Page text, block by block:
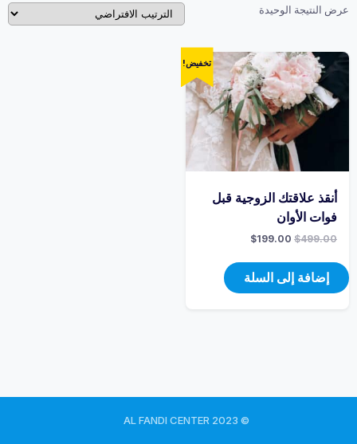
عرض النتيجة الوحيدة
تخفيض!
أنقذ علاقتك الزوجية قبل
فوات الأوان
$499.00
$199.00
إضافة إلى السلة
© 2023 AL FANDI CENTER